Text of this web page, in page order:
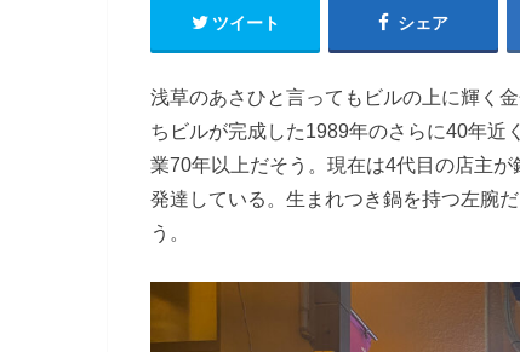
ツイート シェア
浅草のあさひと言ってもビルの上に輝く
ちビルが完成した1989年のさらに40年近
業70年以上だそう。現在は4代目の店主
発達している。生まれつき鍋を持つ左腕
う。